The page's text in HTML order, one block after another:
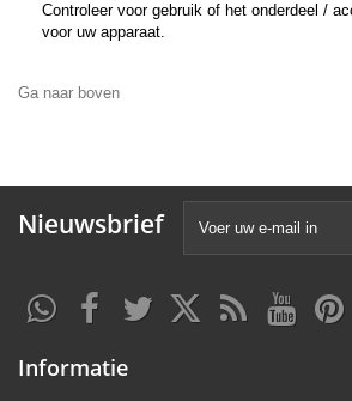
Controleer voor gebruik of het onderdeel /
voor uw apparaat.
Ga naar boven
Nieuwsbrief
Informatie